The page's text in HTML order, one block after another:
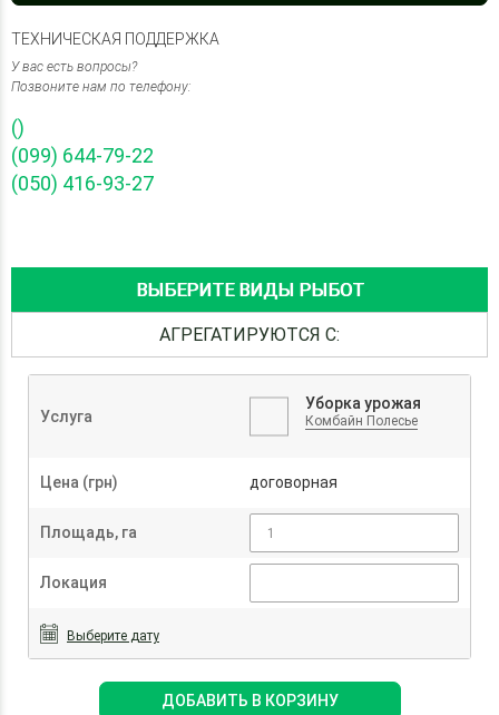
ТЕХНИЧЕСКАЯ ПОДДЕРЖКА
У вас есть вопросы?
Позвоните нам по телефону:
()
(099) 644-79-22
(050) 416-93-27
ВЫБЕРИТЕ ВИДЫ РЫБОТ
АГРЕГАТИРУЮТСЯ С:
Услуга
Уборка урожая
Комбайн Полесье
Цена (грн) договорная
Площадь, га
Локация
Выберите дату
ДОБАВИТЬ В КОРЗИНУ